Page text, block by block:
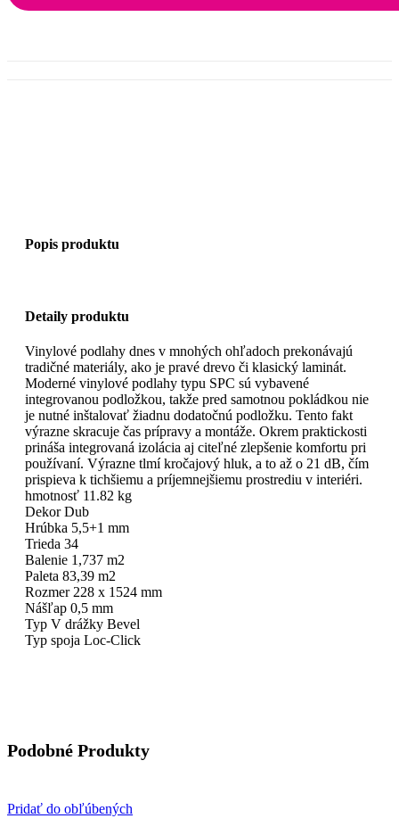
Popis produktu
Detaily produktu
Vinylové podlahy dnes v mnohých ohľadoch prekonávajú
tradičné materiály, ako je pravé drevo či klasický laminát.
Moderné vinylové podlahy typu SPC sú vybavené
integrovanou podložkou, takže pred samotnou pokládkou nie
je nutné inštalovať žiadnu dodatočnú podložku. Tento fakt
výrazne skracuje čas prípravy a montáže. Okrem praktickosti
prináša integrovaná izolácia aj citeľné zlepšenie komfortu pri
používaní. Výrazne tlmí kročajový hluk, a to až o 21 dB, čím
prispieva k tichšiemu a príjemnejšiemu prostrediu v interiéri.
hmotnosť 11.82 kg
Dekor Dub
Hrúbka 5,5+1 mm
Trieda 34
Balenie 1,737 m2
Paleta 83,39 m2
Rozmer 228 x 1524 mm
Nášľap 0,5 mm
Typ V drážky Bevel
Typ spoja Loc-Click
Podobné Produkty
Pridať do obľúbených